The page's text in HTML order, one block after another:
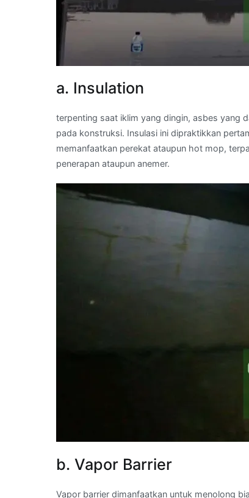
a. Insulation
terpenting saat iklim yang dingin, asbes yang
pada konstruksi. Insulasi ini dipraktikkan
memanfaatkan perekat ataupun hot mop,
penerapan ataupun anemer.
b. Vapor Barrier
Vapor barrier dimanfaatkan untuk menolong